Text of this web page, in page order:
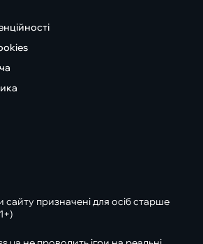
сайту призначені для осіб старше